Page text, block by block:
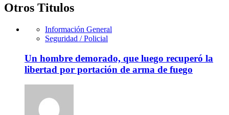
Otros Titulos
Información General
Seguridad / Policial
Un hombre demorado, que luego recuperó la
libertad por portación de arma de fuego